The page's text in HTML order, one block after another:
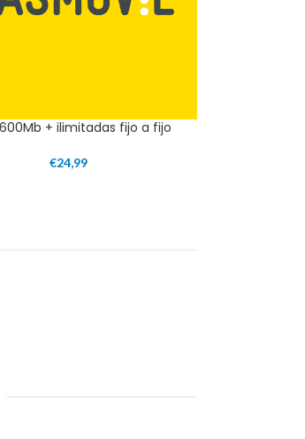
+ ilimitadas fijo a fijo
€24,99